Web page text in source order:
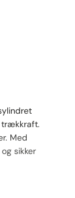
trækkraft.
Med
sikker